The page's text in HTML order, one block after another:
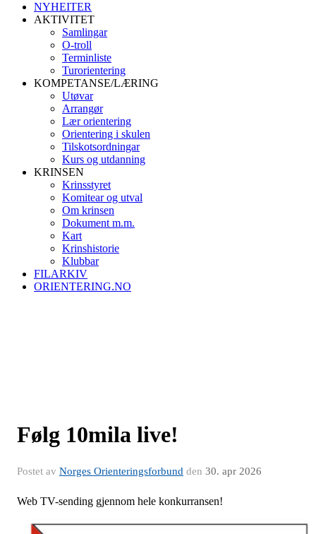
NYHEITER
AKTIVITET
Samlingar
O-troll
Terminliste
Turorientering
KOMPETANSE/LÆRING
Utøvar
Arrangør
Lær orientering
Orientering i skulen
Tilskotsordningar
Kurs og utdanning
KRINSEN
Krinsstyret
Komitear og utval
Om krinsen
Dokument m.m.
Kart
Krinshistorie
Klubbar
FILARKIV
ORIENTERING.NO
Følg 10mila live!
Postet av Norges Orienteringsforbund den 30. apr 2026
Web TV-sending gjennom hele konkurransen!